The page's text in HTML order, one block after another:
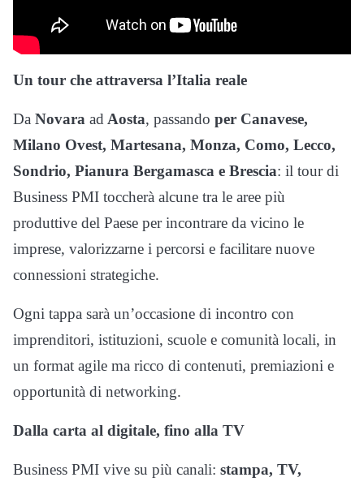
Un tour che attraversa l’Italia reale
Da Novara adAosta, passando per Canavese,
Milano Ovest, Martesana, Monza, Como, Lecco,
Sondrio, Pianura Bergamasca e Brescia: il tour di
Business PMI toccherà alcune tra le aree più
produttive del Paese per incontrare da vicino le
imprese, valorizzarne i percorsi e facilitare nuove
connessioni strategiche.
Ogni tappa sarà un’occasione di incontro con
imprenditori, istituzioni, scuole e comunità locali, in
un format agile ma ricco di contenuti, premiazioni e
opportunità di networking.
Dalla carta al digitale, fino alla TV
Business PMI vive su più canali: stampa, TV,